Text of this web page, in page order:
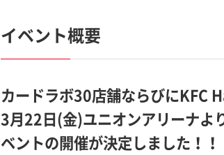
イベント概要
カードラボ30店舗ならびにKFC
3月22日(金)ユニオンアリーナよ
ベントの開催が決定しました！！